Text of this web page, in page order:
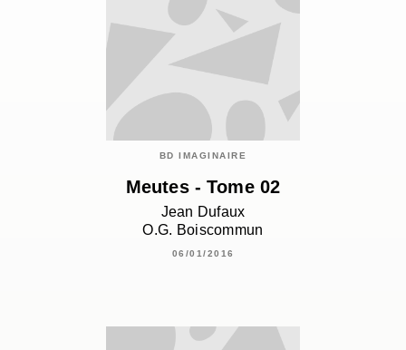
BD IMAGINAIRE
Meutes - Tome 02
Jean Dufaux
O.G. Boiscommun
06/01/2016